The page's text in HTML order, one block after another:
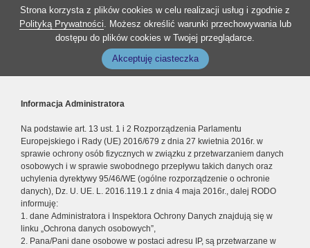
Strona korzysta z plików cookies w celu realizacji usług i zgodnie z
Polityką Prywatności. Możesz określić warunki przechowywania lub
dostępu do plików cookies w Twojej przeglądarce.
Akceptuję ciasteczka
Informacja Administratora
Na podstawie art. 13 ust. 1 i 2 Rozporządzenia Parlamentu
Europejskiego i Rady (UE) 2016/679 z dnia 27 kwietnia 2016r. w
sprawie ochrony osób fizycznych w związku z przetwarzaniem danych
osobowych i w sprawie swobodnego przepływu takich danych oraz
uchylenia dyrektywy 95/46/WE (ogólne rozporządzenie o ochronie
danych), Dz. U. UE. L. 2016.119.1 z dnia 4 maja 2016r., dalej RODO
informuję:
1. dane Administratora i Inspektora Ochrony Danych znajdują się w
linku „Ochrona danych osobowych”,
2. Pana/Pani dane osobowe w postaci adresu IP, są przetwarzane w